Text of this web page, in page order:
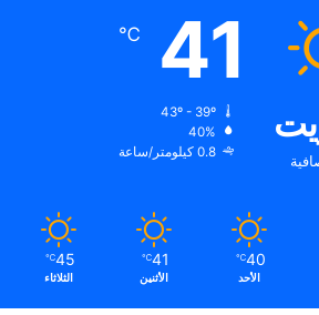
41
℃
40%
0.8 كيلومتر/ساعة
40
℃
الأحد
41
℃
الأثنين
45
℃
الثلاثاء